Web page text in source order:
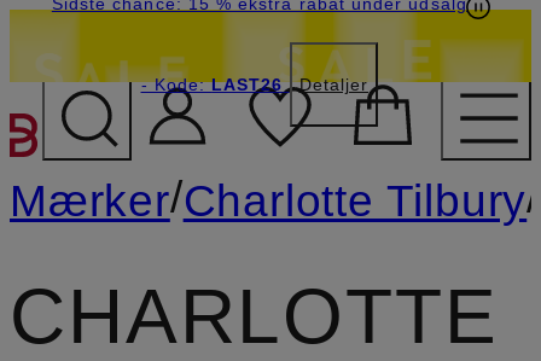
GÅ TIL
- Kode:LAST26 Detaljer
Mærker/Charlotte Tilbury/
CHARLOTTE